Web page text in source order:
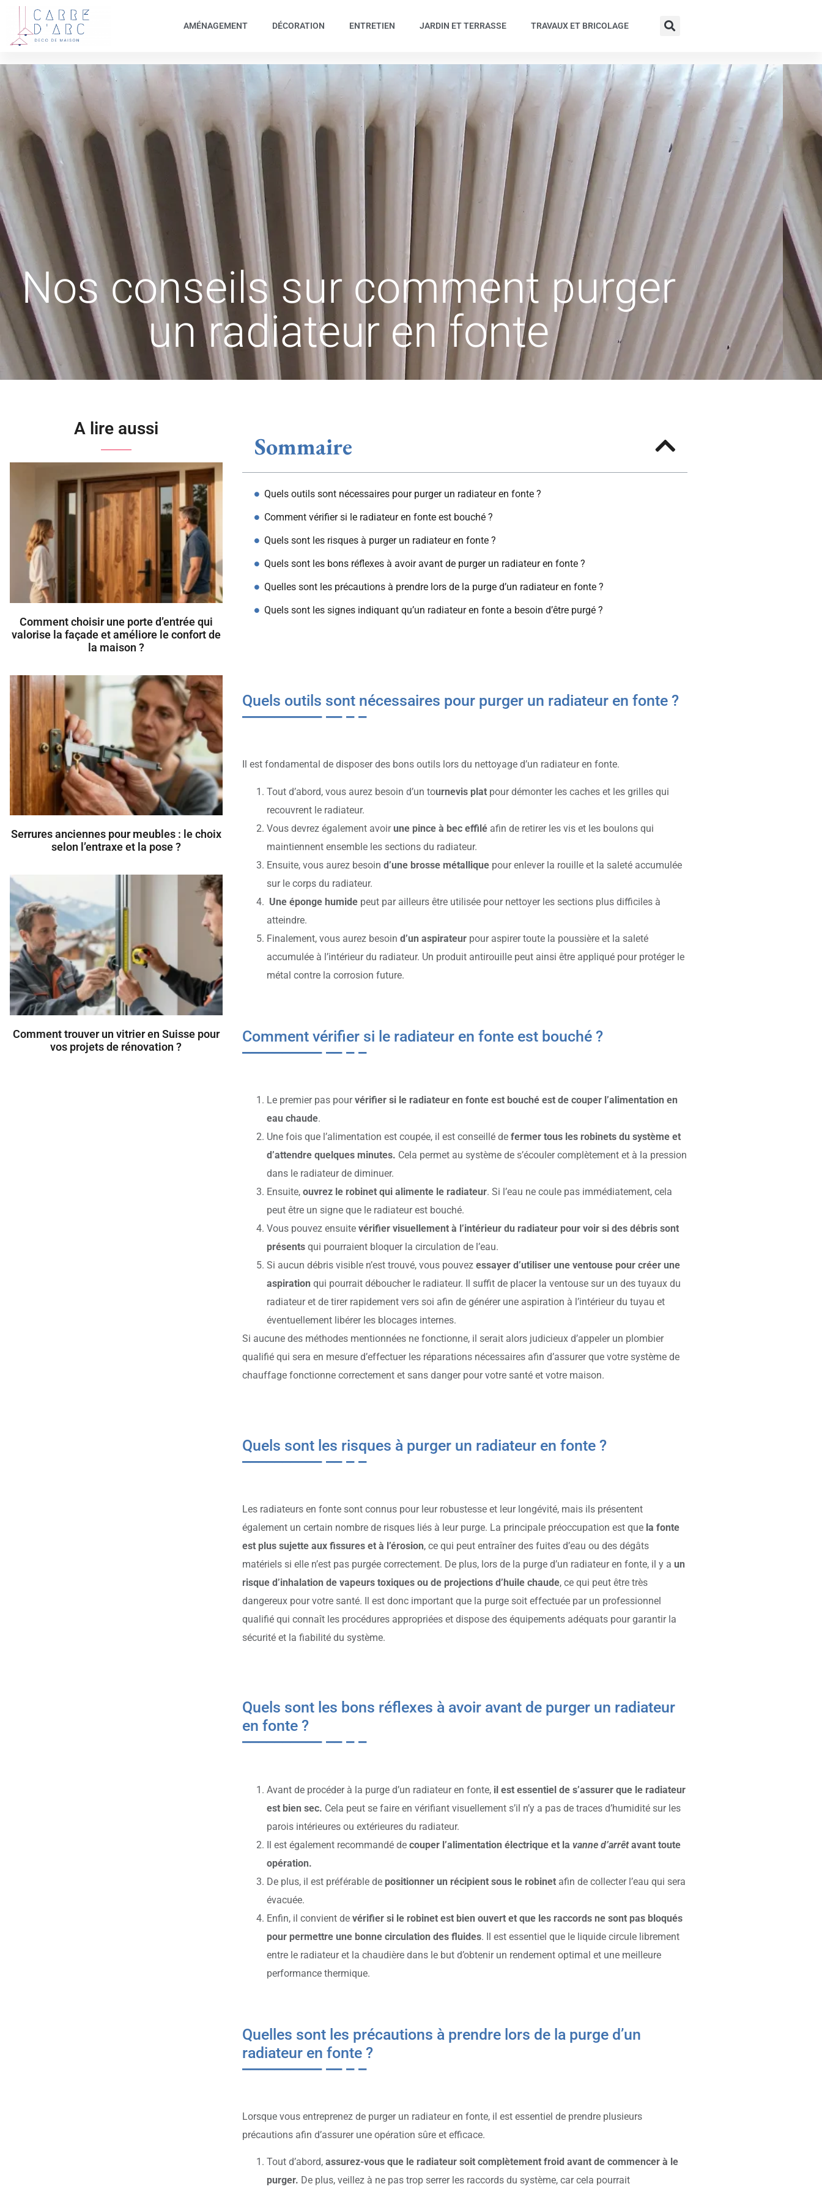
AMÉNAGEMENT DÉCORATION ENTRETIEN JARDIN ET TERRASSE TRAVAUX ET BRICOLAGE
Nos conseils sur comment purger
un radiateur en fonte
A lire aussi
Comment choisir une porte d’entrée qui
valorise la façade et améliore le confort de
la maison ?
Serrures anciennes pour meubles : le choix
selon l’entraxe et la pose ?
Comment trouver un vitrier en Suisse pour
vos projets de rénovation ?
Sommaire
Quels outils sont nécessaires pour purger un radiateur en fonte ?
Comment vérifier si le radiateur en fonte est bouché ?
Quels sont les risques à purger un radiateur en fonte ?
Quels sont les bons réflexes à avoir avant de purger un radiateur en fonte ?
Quelles sont les précautions à prendre lors de la purge d’un radiateur en fonte ?
Quels sont les signes indiquant qu’un radiateur en fonte a besoin d’être purgé ?
Quels outils sont nécessaires pour purger un radiateur en fonte ?
Il est fondamental de disposer des bons outils lors du nettoyage d’un radiateur en fonte.
Tout d’abord, vous aurez besoin d’un tournevis plat pour démonter les caches et les grilles qui
recouvrent le radiateur.
Vous devrez également avoirune pince à bec effilé afin de retirer les vis et les boulons qui
maintiennent ensemble les sections du radiateur.
Ensuite, vous aurez besoin d’une brosse métallique pour enlever la rouille et la saleté accumulée
sur le corps du radiateur.
Une éponge humidepeut par ailleurs être utilisée pour nettoyer les sections plus difficiles à
atteindre.
Finalement, vous aurez besoin d’un aspirateurpour aspirer toute la poussière et la saleté
accumulée à l’intérieur du radiateur. Un produit antirouille peut ainsi être appliqué pour protéger le
métal contre la corrosion future.
Comment vérifier si le radiateur en fonte est bouché ?
Le premier pas pourvérifier si le radiateur en fonte est bouché est de couper l’alimentation en
eau chaude.
Une fois que l’alimentation est coupée, il est conseillé defermer tous les robinets du système et
d’attendre quelques minutes. Cela permet au système de s’écouler complètement et à la pression
dans le radiateur de diminuer.
Ensuite,ouvrez le robinet qui alimente le radiateur. Si l’eau ne coule pas immédiatement, cela
peut être un signe que le radiateur est bouché.
Vous pouvez ensuite vérifier visuellement à l’intérieur du radiateur pour voir si des débris sont
présents qui pourraient bloquer la circulation de l’eau.
Si aucun débris visible n’est trouvé, vous pouvez essayer d’utiliser une ventouse pour créer une
aspiration qui pourrait déboucher le radiateur. Il suffit de placer la ventouse sur un des tuyaux du
radiateur et de tirer rapidement vers soi afin de générer une aspiration à l’intérieur du tuyau et
éventuellement libérer les blocages internes.
Si aucune des méthodes mentionnées ne fonctionne, il serait alors judicieux d’appeler un plombier
qualifié qui sera en mesure d’effectuer les réparations nécessaires afin d’assurer que votre système de
chauffage fonctionne correctement et sans danger pour votre santé et votre maison.
Quels sont les risques à purger un radiateur en fonte ?
Les radiateurs en fonte sont connus pour leur robustesse et leur longévité, mais ils présentent
également un certain nombre de risques liés à leur purge. La principale préoccupation est quela fonte
est plus sujette aux fissures et à l’érosion, ce qui peut entraîner des fuites d’eau ou des dégâts
matériels si elle n’est pas purgée correctement. De plus, lors de la purge d’un radiateur en fonte, il y a un
risque d’inhalation de vapeurs toxiques ou de projections d’huile chaude, ce qui peut être très
dangereux pour votre santé. Il est donc important que la purge soit effectuée par un professionnel
qualifié qui connaît les procédures appropriées et dispose des équipements adéquats pour garantir la
sécurité et la fiabilité du système.
Quels sont les bons réflexes à avoir avant de purger un radiateur
en fonte ?
Avant de procéder à la purge d’un radiateur en fonte,il est essentiel de s’assurer que le radiateur
est bien sec. Cela peut se faire en vérifiant visuellement s’il n’y a pas de traces d’humidité sur les
parois intérieures ou extérieures du radiateur.
Il est également recommandé de couper l’alimentation électrique et la vanne d’arrêtavant toute
opération.
De plus, il est préférable depositionner un récipient sous le robinet afin de collecter l’eau qui sera
évacuée.
Enfin, il convient devérifier si le robinet est bien ouvert et que les raccords ne sont pas bloqués
pour permettre une bonne circulation des fluides. Il est essentiel que le liquide circule librement
entre le radiateur et la chaudière dans le but d’obtenir un rendement optimal et une meilleure
performance thermique.
Quelles sont les précautions à prendre lors de la purge d’un
radiateur en fonte ?
Lorsque vous entreprenez de purger un radiateur en fonte, il est essentiel de prendre plusieurs
précautions afin d’assurer une opération sûre et efficace.
Tout d’abord, assurez-vous que le radiateur soit complètement froid avant de commencer à le
purger. De plus, veillez à ne pas trop serrer les raccords du système, car cela pourrait